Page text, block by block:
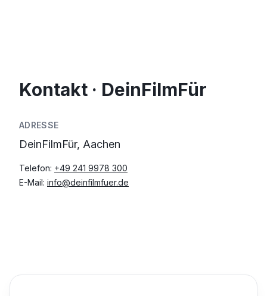
Kontakt · DeinFilmFür
ADRESSE
DeinFilmFür, Aachen
Telefon: +49 241 9978 300
E-Mail: info@deinfilmfuer.de